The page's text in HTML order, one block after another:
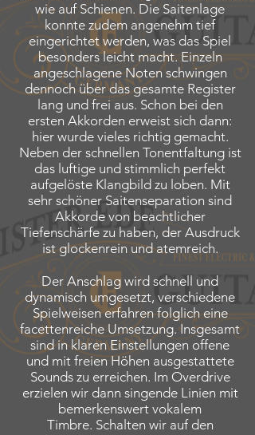
wie auf Schienen. Die Saitenlage
konnte zudem angenehm tief
eingerichtet werden, was das Spiel
besonders leicht macht. Einzeln
angeschlagene Noten schwingen
dennoch über das gesamte Register
lang und frei aus. Schon bei den
ersten Akkorden erweist sich dann:
hier wurde vieles richtig gemacht.
Neben der schnellen Tonentfaltung ist
das luftige und stimmlich perfekt
aufgelöste Klangbild zu loben. Mit
sehr schöner Saitenseparation sind
Akkorde von beachtlicher
Tiefenschärfe zu haben, der Ausdruck
ist glockenrein und atemreich.
Der Anschlag wird schnell und
dynamisch umgesetzt, verschiedene
Spielweisen erfahren folglich eine
facettenreiche Umsetzung. Insgesamt
sind in klaren Einstellungen offene
und mit freien Höhen ausgestattete
Sounds zu erreichen. Im Overdrive
erzielen wir dann singende Linien mit
bemerkenswert vokalem
Timbre. Schalten wir auf den